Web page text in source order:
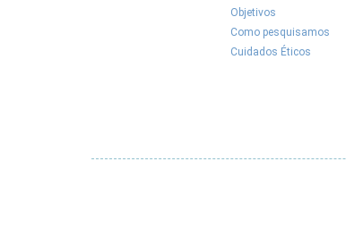
Objetivos
Como pesquisamos
Cuidados Éticos